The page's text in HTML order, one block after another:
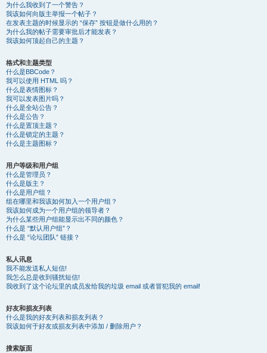
为什么我收到了一个警告？
我该如何向版主举报一个帖子？
在发表主题的时候显示的 “保存” 按钮是做什么用的？
为什么我的帖子需要审批后才能发表？
我该如何顶起自己的主题？
格式和主题类型
什么是BBCode？
我可以使用 HTML 吗？
什么是表情图标？
我可以发表图片吗？
什么是全站公告？
什么是公告？
什么是置顶主题？
什么是锁定的主题？
什么是主题图标？
用户等级和用户组
什么是管理员？
什么是版主？
什么是用户组？
组在哪里和我该如何加入一个用户组？
我该如何成为一个用户组的领导者？
为什么某些用户组能显示出不同的颜色？
什么是 “默认用户组”？
什么是 “论坛团队” 链接？
私人讯息
我不能发送私人短信!
我怎么总是收到骚扰短信!
我收到了这个论坛里的成员发给我的垃圾 email 或者冒犯我的 email!
好友和损友列表
什么是我的好友列表和损友列表？
我该如何于好友或损友列表中添加 / 删除用户？
搜索版面